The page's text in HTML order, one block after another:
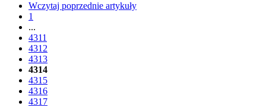
Wczytaj poprzednie artykuły
1
...
4311
4312
4313
4314
4315
4316
4317